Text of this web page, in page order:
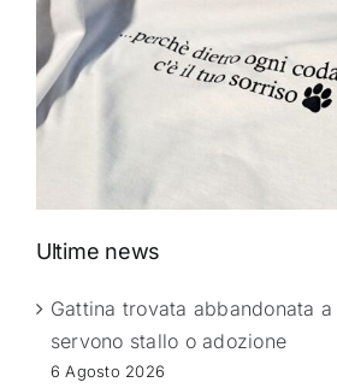
Ultime news
Gattina trovata abbandonata a
servono stallo o adozione
6 Agosto 2026